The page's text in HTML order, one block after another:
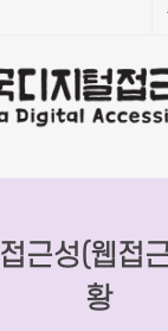
근성(웹접
황